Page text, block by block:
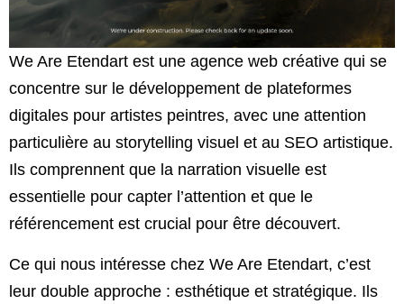
We Are Etendart est une agence web créative qui se
concentre sur le développement de plateformes
digitales pour artistes peintres, avec une attention
particulière au storytelling visuel et au SEO artistique.
Ils comprennent que la narration visuelle est
essentielle pour capter l’attention et que le
référencement est crucial pour être découvert.
Ce qui nous intéresse chez We Are Etendart, c’est
leur double approche : esthétique et stratégique. Ils